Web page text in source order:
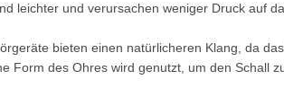
leichter und verursachen weniger Druck auf
bieten einen natürlicheren Klang, da
Form des Ohres wird genutzt, um den Schall